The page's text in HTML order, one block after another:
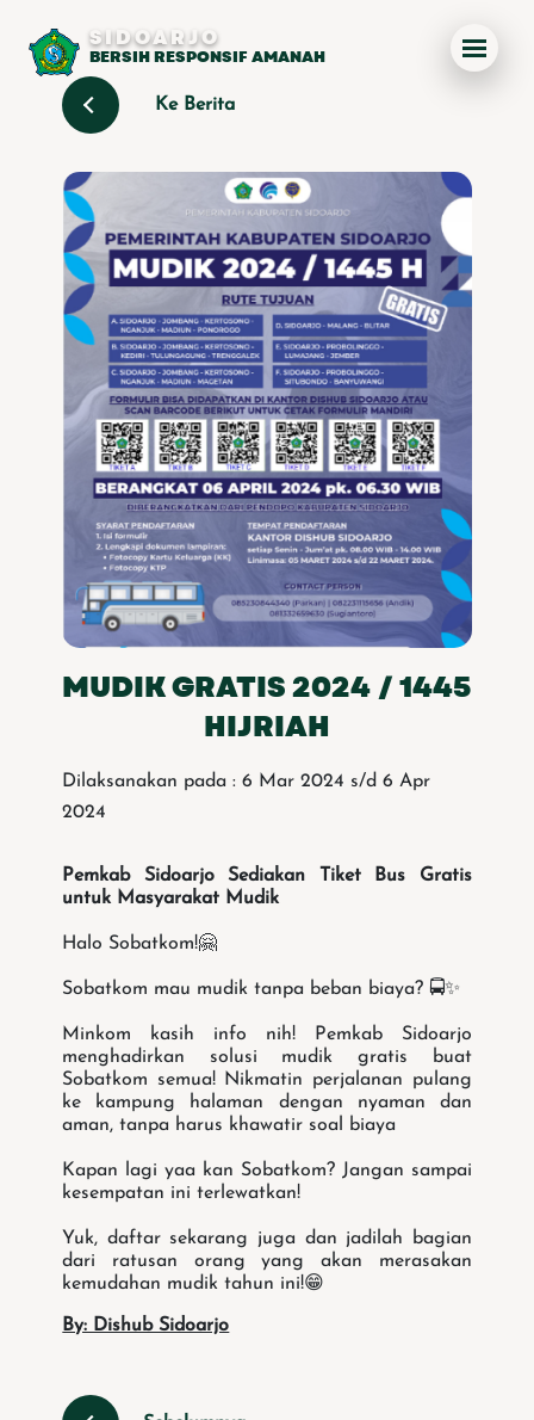
SIDOARJO
BERSIH RESPONSIF AMANAH
Ke Berita
MUDIK GRATIS 2024 / 1445
HIJRIAH
Dilaksanakan pada : 6 Mar 2024 s/d 6 Apr
2024
Pemkab Sidoarjo Sediakan Tiket Bus Gratis
untuk Masyarakat Mudik
Halo Sobatkom!🤗
Sobatkom mau mudik tanpa beban biaya? 🚍✨
Minkom kasih info nih! Pemkab Sidoarjo
menghadirkan solusi mudik gratis buat
Sobatkom semua! Nikmatin perjalanan pulang
ke kampung halaman dengan nyaman dan
aman, tanpa harus khawatir soal biaya
Kapan lagi yaa kan Sobatkom? Jangan sampai
kesempatan ini terlewatkan!
Yuk, daftar sekarang juga dan jadilah bagian
dari ratusan orang yang akan merasakan
kemudahan mudik tahun ini!😁
By: Dishub Sidoarjo